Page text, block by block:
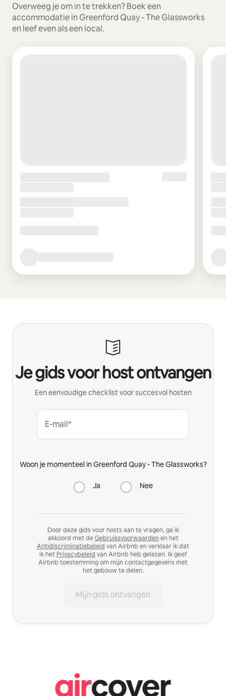
Overweeg je om in te trekken? Boek een
accommodatie in Greenford Quay - The Glassworks
en leef even als een local.
Je gids voor host ontvangen
Een eenvoudige checklist voor succesvol hosten
E-mail*
Woon je momenteel in Greenford Quay - The Glassworks?
Ja Nee
Door deze gids voor hosts aan te vragen, ga ik
akkoord met deGebruiksvoorwaarden en het
Antidiscriminatiebeleid van Airbnb en verklaar ik dat
ik het Privacybeleid van Airbnb heb gelezen. Ik geef
Airbnb toestemming om mijn contactgegevens met
het gebouw te delen.
Mijn gids ontvangen